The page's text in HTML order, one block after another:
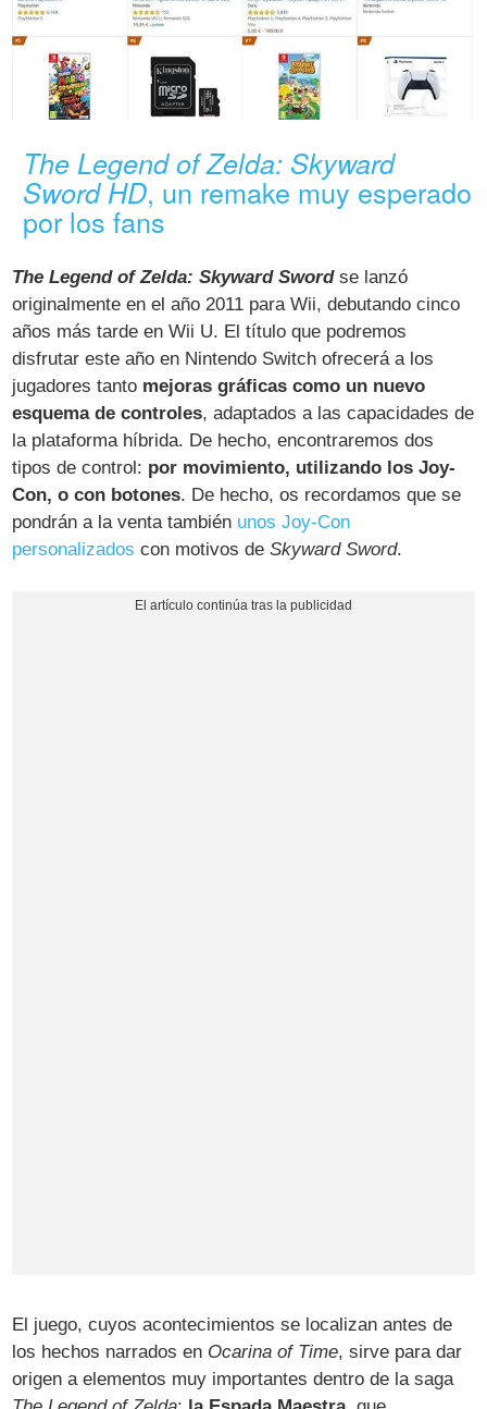
The Legend of Zelda: Skyward
Sword HD, un remake muy esperado
por los fans
The Legend of Zelda: Skyward Swordse lanzó
originalmente en el año 2011 para Wii, debutando cinco
años más tarde en Wii U. El título que podremos
disfrutar este año en Nintendo Switch ofrecerá a los
jugadores tanto mejoras gráficas como un nuevo
esquema de controles, adaptados a las capacidades de
la plataforma híbrida. De hecho, encontraremos dos
tipos de control: por movimiento, utilizando los Joy-
Con, o con botones. De hecho, os recordamos que se
pondrán a la venta también unos Joy-Con
personalizados con motivos deSkyward Sword.
El juego, cuyos acontecimientos se localizan antes de
los hechos narrados en Ocarina of Time, sirve para dar
origen a elementos muy importantes dentro de la saga